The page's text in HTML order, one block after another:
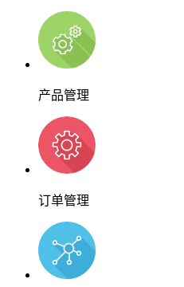
产品管理
订单管理